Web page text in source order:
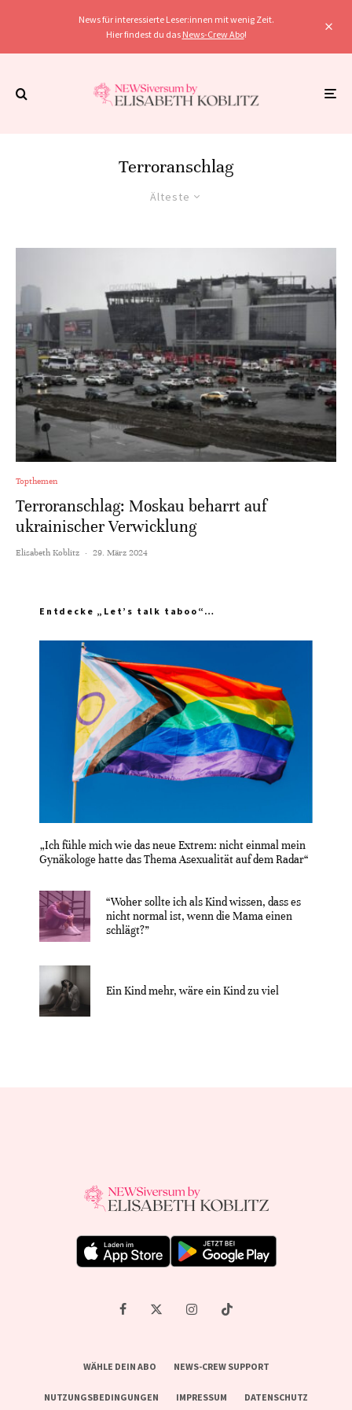
News für interessierte Leser:innen mit wenig Zeit.
Hier findest du das News-Crew Abo!
Terroranschlag
Älteste
Topthemen
Terroranschlag: Moskau beharrt auf
ukrainischer Verwicklung
Elisabeth Koblitz · 29. März 2024
Entdecke „Let’s talk taboo“…
„Ich fühle mich wie das neue Extrem: nicht einmal mein
Gynäkologe hatte das Thema Asexualität auf dem Radar“
“Woher sollte ich als Kind wissen, dass es
nicht normal ist, wenn die Mama einen
schlägt?”
Ein Kind mehr, wäre ein Kind zu viel
WÄHLE DEIN ABO NEWS-CREW SUPPORT
NUTZUNGSBEDINGUNGEN IMPRESSUM DATENSCHUTZ